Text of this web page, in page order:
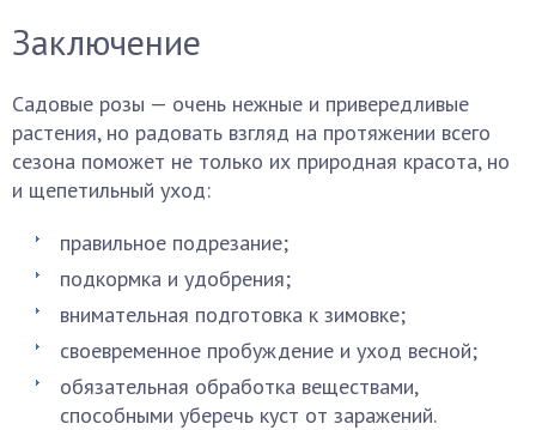
Заключение
Садовые розы — очень нежные и привередливые
растения, но радовать взгляд на протяжении всего
сезона поможет не только их природная красота, но
и щепетильный уход:
правильное подрезание;
подкормка и удобрения;
внимательная подготовка к зимовке;
своевременное пробуждение и уход весной;
обязательная обработка веществами,
способными уберечь куст от заражений.